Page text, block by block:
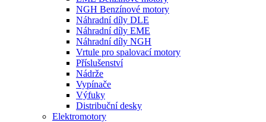
NGH Benzínové motory
Náhradní díly DLE
Náhradní díly EME
Náhradní díly NGH
Vrtule pro spalovací motory
Příslušenství
Nádrže
Vypínače
Výfuky
Distribuční desky
Elektromotory